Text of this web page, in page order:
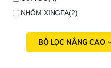
NHÔM XINGFA(2)
BỘ LỌC NÂNG CAO